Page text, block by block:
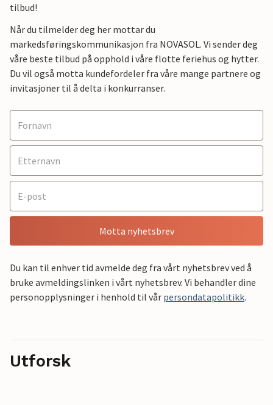
tilbud!
Når du tilmelder deg her mottar du
markedsføringskommunikasjon fra NOVASOL. Vi sender deg
våre beste tilbud på opphold i våre flotte feriehus og hytter.
Du vil også motta kundefordeler fra våre mange partnere og
invitasjoner til å delta i konkurranser.
Motta nyhetsbrev
Du kan til enhver tid avmelde deg fra vårt nyhetsbrev ved å
bruke avmeldingslinken i vårt nyhetsbrev. Vi behandler dine
personopplysninger i henhold til vår persondatapolitikk.
Utforsk